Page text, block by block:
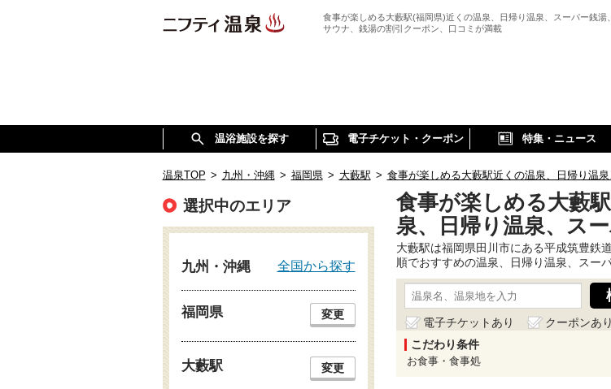
食事が楽しめる大藪駅(福岡県)近くの温泉、日帰り温泉、スーパー銭湯
サウナ、銭湯の割引クーポン、口コミが満載
温浴施設を探す 電子チケット・クーポン 特集・ニュース
温泉TOP > 九州・沖縄 > 福岡県 > 大藪駅 > 食事が楽しめる大藪駅近くの温泉、日帰り温
食事が楽しめる大藪
泉、日帰り温泉、ス
大藪駅は福岡県田川市にある平成筑豊鉄
順でおすすめの温泉、日帰り温泉、スー
電子チケットあり クーポンあり
こだわり条件
お食事・食事処
選択中のエリア
九州・沖縄 全国から探す
福岡県 変更
大藪駅 変更